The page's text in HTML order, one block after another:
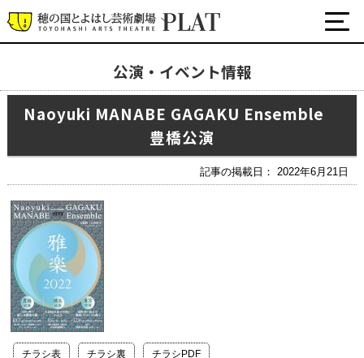
公演・イベント情報
Naoyuki MANABE GAGAKU Ensemble
豊橋公演
記事の掲載日： 2022年6月21日
チラシ表 チラシ裏 チラシPDF
最新の公演・イベント情報
演劇・ダンス・音楽など
ワークショップ・講座
イベント
プラットについて
チケット・座席表・鑑賞サポートなど
施設の利用について
サポート